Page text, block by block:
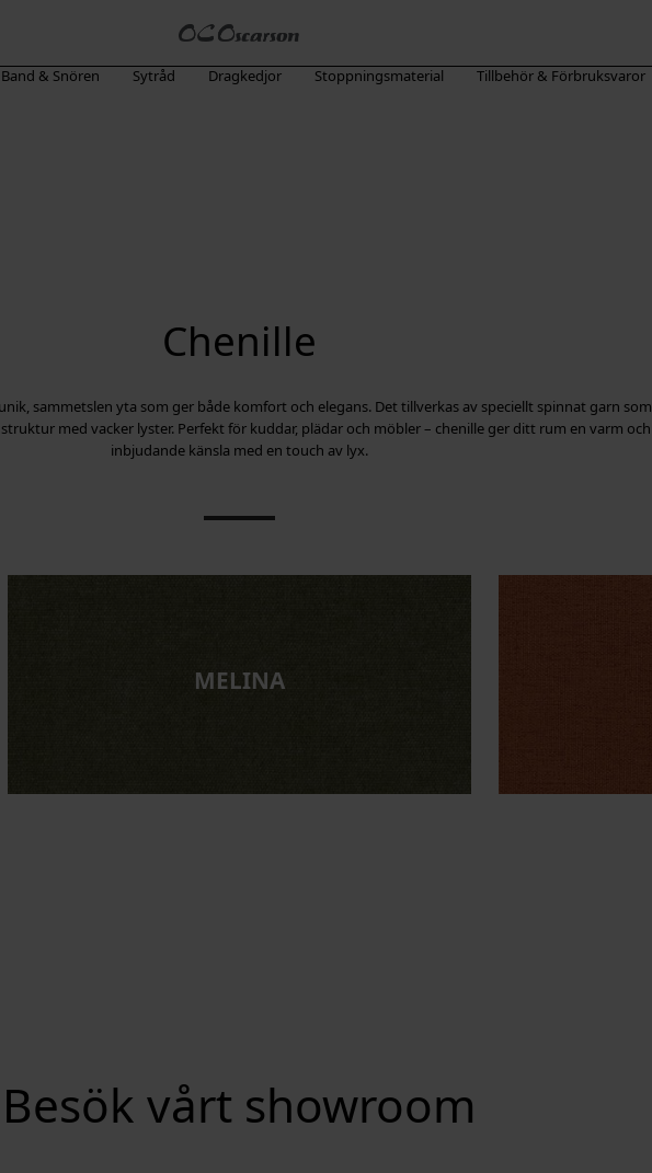
Band & Snören Sytråd Dragkedjor Stoppningsmaterial Tillbehör & Förbruksvaror
Chenille
sammetslen yta som ger både komfort och elegans. Det tillverkas av speciellt spinnat garn som
med vacker lyster. Perfekt för kuddar, plädar och möbler – chenille ger ditt rum en varm och
inbjudande känsla med en touch av lyx.
MELINA
Besök vårt showroom